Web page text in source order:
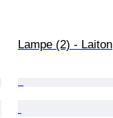
Lampe (2) - Laiton